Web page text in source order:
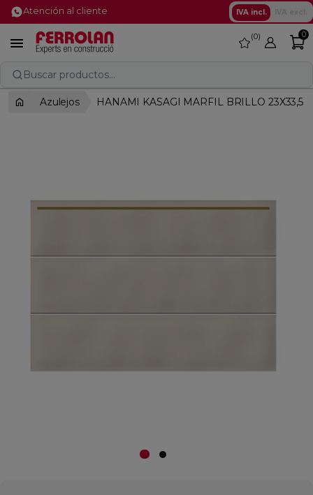
Atención al cliente IVA incl.
 favorite
0 0
Buscar productos...
Azulejos HANAMI KASAGI MARFIL BRILLO 23X33,5